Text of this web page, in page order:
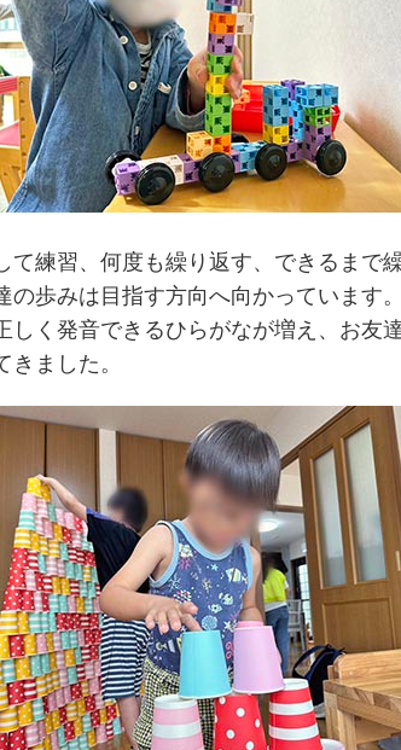
て練習、何度も繰り返す、できるまで
の歩みは目指す方向へ向かっています。
しく発音できるひらがなが増え、お友
きました。